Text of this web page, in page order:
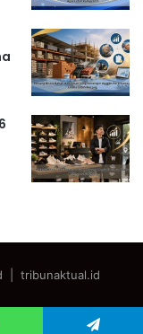
| tribunaktual.id